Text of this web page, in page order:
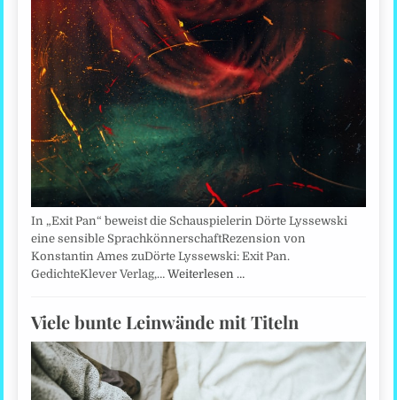
In „Exit Pan“ beweist die Schauspielerin Dörte Lyssewski
eine sensible SprachkönnerschaftRezension von
Konstantin Ames zuDörte Lyssewski: Exit Pan.
GedichteKlever Verlag,…Weiterlesen …
Viele bunte Leinwände mit Titeln